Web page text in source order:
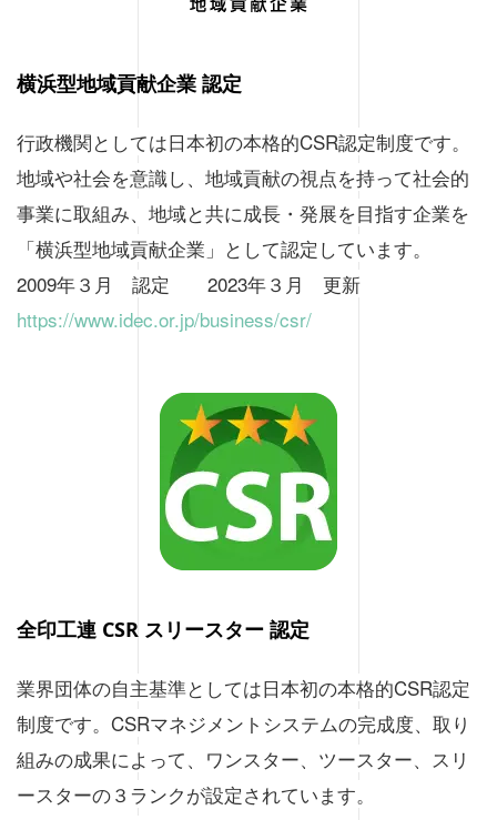
横浜型地域貢献企業 認定
行政機関としては日本初の本格的CSR認定制度です。
地域や社会を意識し、地域貢献の視点を持って社会的
事業に取組み、地域と共に成長・発展を目指す企業を
「横浜型地域貢献企業」として認定しています。
2009年３月 認定 2023年３月 更新
https://www.idec.or.jp/business/csr/
全印工連 CSR スリースター 認定
業界団体の自主基準としては日本初の本格的CSR認定
制度です。CSRマネジメントシステムの完成度、取り
組みの成果によって、ワンスター、ツースター、スリ
ースターの３ランクが設定されています。